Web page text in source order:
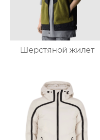
Шерстяной жилет